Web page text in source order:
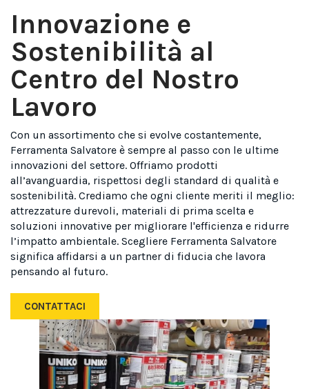
Innovazione e
Sostenibilità al
Centro del Nostro
Lavoro
Con un assortimento che si evolve costantemente,
Ferramenta Salvatore è sempre al passo con le ultime
innovazioni del settore. Offriamo prodotti
all’avanguardia, rispettosi degli standard di qualità e
sostenibilità. Crediamo che ogni cliente meriti il meglio:
attrezzature durevoli, materiali di prima scelta e
soluzioni innovative per migliorare l'efficienza e ridurre
l’impatto ambientale. Scegliere Ferramenta Salvatore
significa affidarsi a un partner di fiducia che lavora
pensando al futuro.
CONTATTACI